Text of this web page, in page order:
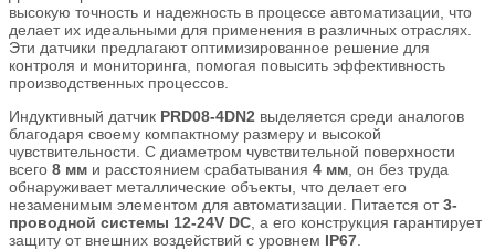
высокую точность и надежность в процессе автоматизации, что
делает их идеальными для применения в различных отраслях.
Эти датчики предлагают оптимизированное решение для
контроля и мониторинга, помогая повысить эффективность
производственных процессов.
Индуктивный датчик PRD08-4DN2 выделяется среди аналогов
благодаря своему компактному размеру и высокой
чувствительности. С диаметром чувствительной поверхности
всего 8 мм и расстоянием срабатывания 4 мм , он без труда
обнаруживает металлические объекты, что делает его
незаменимым элементом для автоматизации. Питается от3-
проводной системы 12-24V DC , а его конструкция гарантирует
защиту от внешних воздействий с уровнем IP67